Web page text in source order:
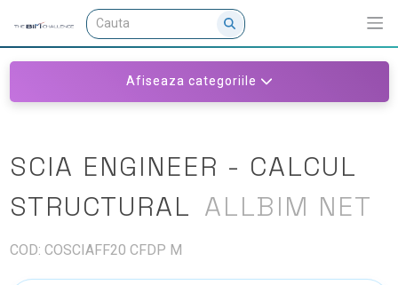
Afiseaza categoriile
SCIA ENGINEER - CALCUL
STRUCTURAL ALLBIM NET
COD: COSCIAFF20 CFDP M